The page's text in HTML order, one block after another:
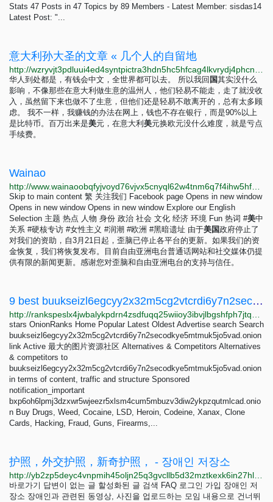
Stats 47 Posts in 47 Topics by 89 Members - Latest Member: sisdas14
Latest Post: "...
意大利孙大圣的文章 « 几个人的自留地
华人到处都是，有钱会中文，全世界都可以去。 所以我回 国其实没什么
影响，不像那些在意大利做生意的温州人，他们轻易不能走，走了就没收
入，虽然留下来也做不了生意，但他们还是轻易不敢离开的，总有太多顾
虑。 我不一样，我赚钱的办法在网上，钱也不存在银行，而是90%以上
是比特币。百万出来是美元，在意大利 美元换欧元没什么难度，就是亏点
手续费。
Wainao
Skip to main content 繁 关注我们 Facebook page Opens in new window
Opens in new window Opens in new window Explore our English
Selection 主题 热点 人物 身份 政治 社会 文化 经济 环境 Fun 热词 #美中
关系 #硬核专访 #女性主义 #润潮 #欧洲 #黑暗遗址 由于美国政府停止了
对我们的资助，自3月21日起，歪脑已停止各平台的更新。如果我们的资
金恢复，我们将恢复发布。目前自由亚洲电台普通话网站和社交媒体仍提
供有限的新闻更新。感谢您对歪脑和自由亚洲电台的支持与信任。
9 best buukseizl6egcyy2x32m5cg2vtcrdi6y7n2secodkye5mtmuk5jo5vad.onion Alternatives - OnionRanks
stars OnionRanks Home Popular Latest Oldest Advertise search Search
buukseizl6egcyy2x32m5cg2vtcrdi6y7n2secodkye5mtmuk5jo5vad.onion
link Active 最大的图片资源社区 Alternatives & Competitors Alternatives
& competitors to
buukseizl6egcyy2x32m5cg2vtcrdi6y7n2secodkye5mtmuk5jo5vad.onion
in terms of content, traffic and structure Sponsored
notification_important
bxp6oh6lpmj3dzxwr5wjeezr5xlsm4cum5mbuzv3diw2ykpzqutmlcad.onio
n Buy Drugs, Weed, Cocaine, LSD, Heroin, Codeine, Xanax, Clone
Cards, Hacking, Fraud, Guns, Firearms,...
护照，外交护照，新奇护照， - 장애인 저장소
바로가기 답변이 없는 글 할성화된 글 검색 FAQ 로그인 가입 장애인 저
장소 장애인과 관련된 동영상, 사진을 업로드하는 모임 내용으로 건너뛰